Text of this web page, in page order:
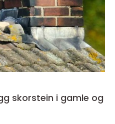
skorstein i gamle og